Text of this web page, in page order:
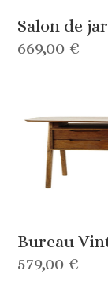
Salon de
669,00 €
Bureau
579,00 €